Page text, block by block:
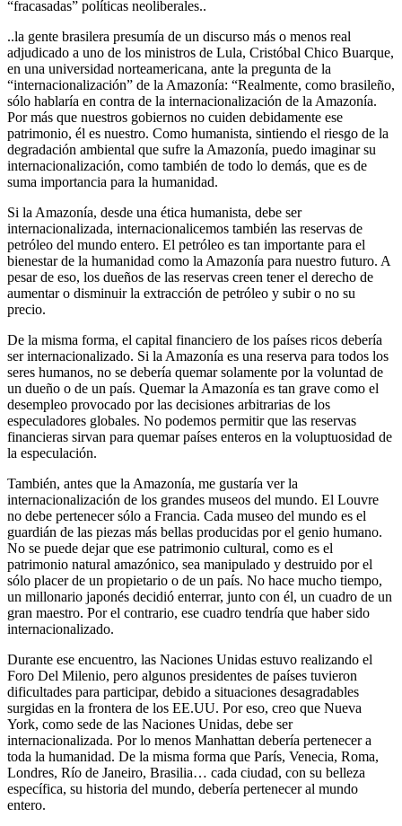
“fracasadas” políticas neoliberales..
..la gente brasilera presumía de un discurso más o menos real
adjudicado a uno de los ministros de Lula, Cristóbal Chico Buarque,
en una universidad norteamericana, ante la pregunta de la
“internacionalización” de la Amazonía: “Realmente, como brasileño,
sólo hablaría en contra de la internacionalización de la Amazonía.
Por más que nuestros gobiernos no cuiden debidamente ese
patrimonio, él es nuestro. Como humanista, sintiendo el riesgo de la
degradación ambiental que sufre la Amazonía, puedo imaginar su
internacionalización, como también de todo lo demás, que es de
suma importancia para la humanidad.
Si la Amazonía, desde una ética humanista, debe ser
internacionalizada, internacionalicemos también las reservas de
petróleo del mundo entero. El petróleo es tan importante para el
bienestar de la humanidad como la Amazonía para nuestro futuro. A
pesar de eso, los dueños de las reservas creen tener el derecho de
aumentar o disminuir la extracción de petróleo y subir o no su
precio.
De la misma forma, el capital financiero de los países ricos debería
ser internacionalizado. Si la Amazonía es una reserva para todos los
seres humanos, no se debería quemar solamente por la voluntad de
un dueño o de un país. Quemar la Amazonía es tan grave como el
desempleo provocado por las decisiones arbitrarias de los
especuladores globales. No podemos permitir que las reservas
financieras sirvan para quemar países enteros en la voluptuosidad de
la especulación.
También, antes que la Amazonía, me gustaría ver la
internacionalización de los grandes museos del mundo. El Louvre
no debe pertenecer sólo a Francia. Cada museo del mundo es el
guardián de las piezas más bellas producidas por el genio humano.
No se puede dejar que ese patrimonio cultural, como es el
patrimonio natural amazónico, sea manipulado y destruido por el
sólo placer de un propietario o de un país. No hace mucho tiempo,
un millonario japonés decidió enterrar, junto con él, un cuadro de un
gran maestro. Por el contrario, ese cuadro tendría que haber sido
internacionalizado.
Durante ese encuentro, las Naciones Unidas estuvo realizando el
Foro Del Milenio, pero algunos presidentes de países tuvieron
dificultades para participar, debido a situaciones desagradables
surgidas en la frontera de los EE.UU. Por eso, creo que Nueva
York, como sede de las Naciones Unidas, debe ser
internacionalizada. Por lo menos Manhattan debería pertenecer a
toda la humanidad. De la misma forma que París, Venecia, Roma,
Londres, Río de Janeiro, Brasilia… cada ciudad, con su belleza
específica, su historia del mundo, debería pertenecer al mundo
entero.